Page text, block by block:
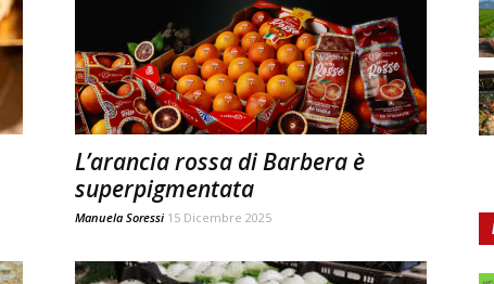
L’arancia rossa di Barbera è
superpigmentata
Manuela Soressi 15 Dicembre 2025